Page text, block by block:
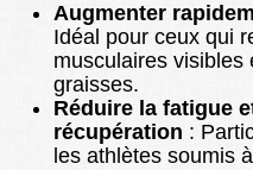
Augmenter
Idéal pour ceux qui
musculaires visibles
graisses.
Réduire la fatigue
récupération :
les athlètes soumis